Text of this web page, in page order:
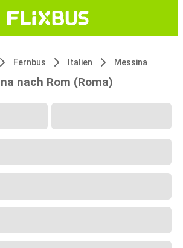
Fernbus Italien Messina
nach Rom (Roma)